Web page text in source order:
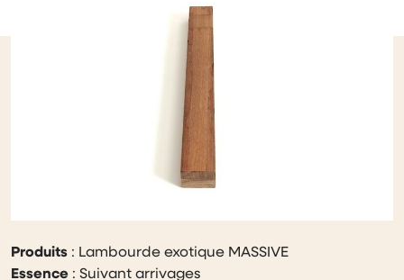
Produits : Lambourde exotique MASSIVE
Essence : Suivant arrivages